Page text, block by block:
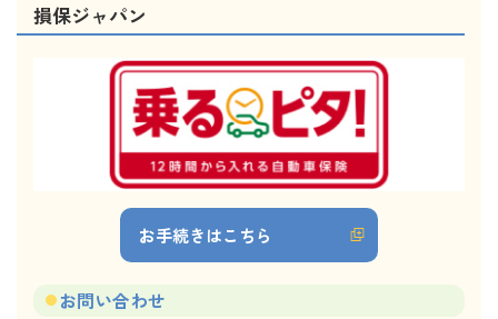
損保ジャパン
お手続きはこちら
お問い合わせ